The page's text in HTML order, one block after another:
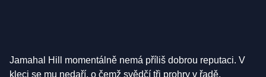
Jamahal Hill momentálně nemá příliš dobrou reputaci. V
kleci se mu nedaří, o čemž svědčí tři prohry v řadě,